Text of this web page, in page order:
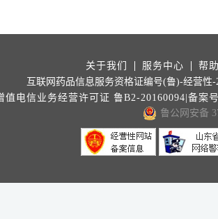
关于我们 服务中心
帮
互联网药品信息服务资格证编号(鲁)-经营性-
值电信业务经营许可证 鲁B2-20160094|备案
鲁公网安备